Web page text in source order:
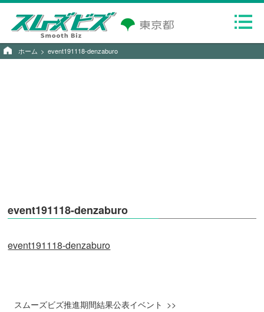
ホーム event191118-denzaburo
event191118-denzaburo
event191118-denzaburo
スムーズビズ推進期間結果公表イベント